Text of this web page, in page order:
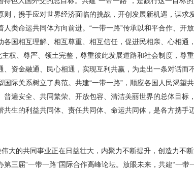
，携手应对世界经济面临的挑战，开创发展新机遇，谋求
类命运共同体方向前进。“一带一路”传承以和平合作、开
国相互理解、相互尊重、相互信任，促进民相亲、心相通
权、尊严、领土完整，尊重彼此发展道路和社会制度，尊
资金融通、民心相通，实现互利共赢，为走出一条对话而
际关系树立了典范。共建“一带一路”，顺应各国人民渴望
遍安全、共同繁荣、开放包容、清洁美丽世界的总体目标
生的利益共同体、责任共同体、命运共同体，是各方携手
大的共同事业正在日益壮大，内聚力不断提升，创造力不
三届“一带一路”国际合作高峰论坛。放眼未来，共建“一带